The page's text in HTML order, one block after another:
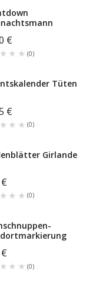
€
(0)
Tüten
€
(0)
Girlande
(0)
(0)